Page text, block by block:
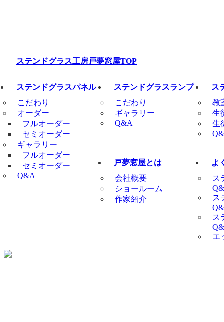
ステンドグラス工房戸夢窓屋TOP
ステンドグラスパネル
こだわり
オーダー
フルオーダー
セミオーダー
ギャラリー
フルオーダー
セミオーダー
Q&A
ステンドグラスランプ
こだわり
ギャラリー
Q&A
ス
教
生
生
戸夢窓屋とは
会社概要
ショールーム
作家紹介
よ
ス
ス
ス
エ